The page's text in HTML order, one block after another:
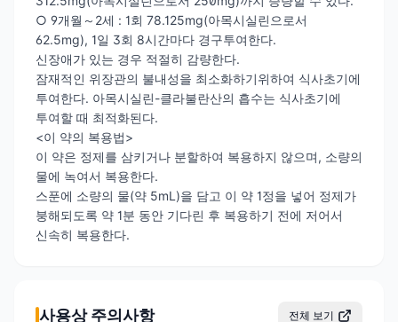
○ 9개월～2세 : 1회 78.125mg(아목시실린으로서
62.5mg), 1일 3회 8시간마다 경구투여한다.
신장애가 있는 경우 적절히 감량한다.
잠재적인 위장관의 불내성을 최소화하기위하여 식사초기에
투여한다. 아목시실린-클라불란산의 흡수는 식사초기에
투여할 때 최적화된다.
<이 약의 복용법>
이 약은 정제를 삼키거나 분할하여 복용하지 않으며, 소량의
물에 녹여서 복용한다.
스푼에 소량의 물(약 5mL)을 담고 이 약 1정을 넣어 정제가
붕해되도록 약 1분 동안 기다린 후 복용하기 전에 저어서
신속히 복용한다.
사용상 주의사항 전체 보기